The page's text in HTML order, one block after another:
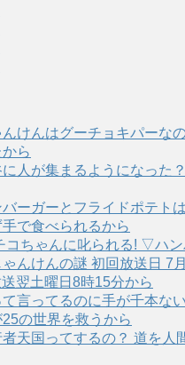
けんはグーチョキパーな
ら
人が集まるようになった
ーガーとフライドポテト
で食べられるから
コちゃんに叱られる! ▽ハ
んけんの謎 初回放送日 7
翌土曜日8時15分から
言ってるのに手が千本な
の世界を救うから
天国ってするの？ 道を人